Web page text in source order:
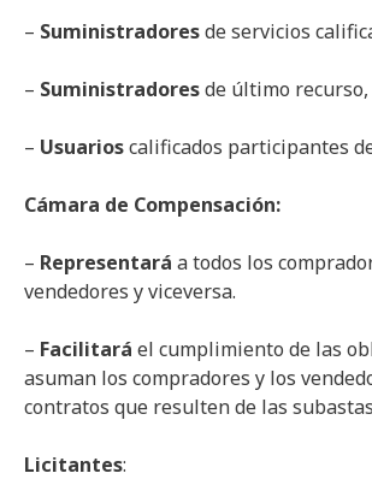
– Suministradoresde servicios
– Suministradoresde último recurso,
– Usuarioscalificados participantes
Cámara de Compensación:
– Representará a todos los
vendedores y viceversa.
– Facilitará el cumplimiento de las
asuman los compradores y los
contratos que resulten de las
Licitantes: